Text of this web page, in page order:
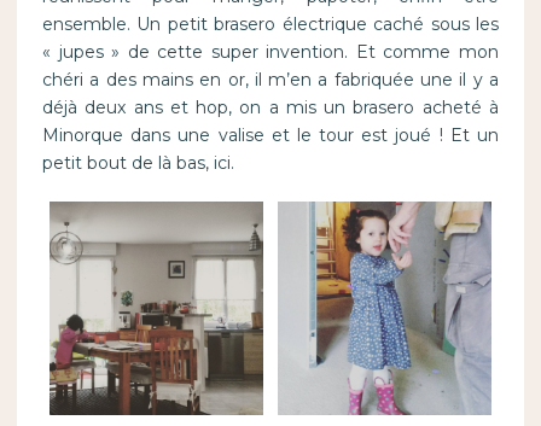
ensemble. Un petit brasero électrique caché sous les
« jupes » de cette super invention. Et comme mon
chéri a des mains en or, il m’en a fabriquée une il y a
déjà deux ans et hop, on a mis un brasero acheté à
Minorque dans une valise et le tour est joué ! Et un
petit bout de là bas, ici.